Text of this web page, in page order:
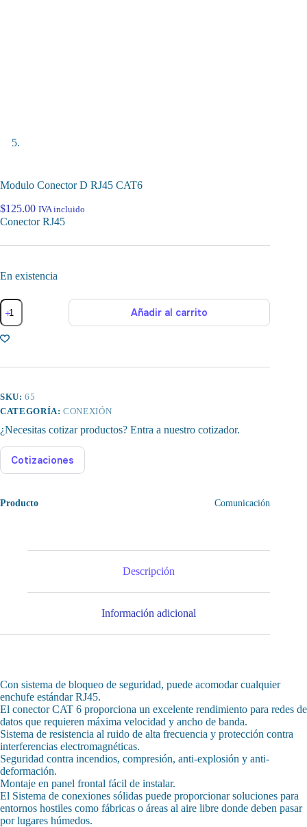
Modulo Conector D RJ45 CAT6
$125.00 IVA incluido
Conector RJ45
En existencia
Modulo
Conector
D
RJ45
Añadir al carrito
SKU:65
CATEGORÍA:CONEXIÓN
¿Necesitas cotizar productos? Entra a nuestro cotizador.
Cotizaciones
Producto Comunicación
Descripción
Información adicional
Con sistema de bloqueo de seguridad, puede acomodar cualquier
enchufe estándar RJ45.
El conector CAT 6 proporciona un excelente rendimiento para redes de
datos que requieren máxima velocidad y ancho de banda.
Sistema de resistencia al ruido de alta frecuencia y protección contra
interferencias electromagnéticas.
Seguridad contra incendios, compresión, anti-explosión y anti-
deformación.
Montaje en panel frontal fácil de instalar.
El Sistema de conexiones sólidas puede proporcionar soluciones para
entornos hostiles como fábricas o áreas al aire libre donde deben pasar
por lugares húmedos.